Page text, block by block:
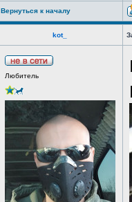
Вернуться к началу
kot_
Любитель